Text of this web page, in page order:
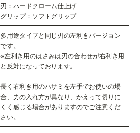
刃：ハードクローム仕上げ
グリップ：ソフトグリップ
多用途タイプと同じ刃の左利きバージョン
です。
※左利き用のはさみは刃の合わせが右利き用
と反対になっております。
長く右利き用のハサミを左手でお使いの場
合、力の入れ方が異なり、かえって切りに
くく感じる場合がありますのでご注意くだ
さい。